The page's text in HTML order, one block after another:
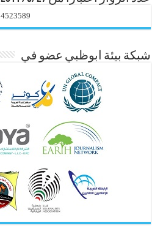
4523589
شبكة بيئة ابوظبي عضو في